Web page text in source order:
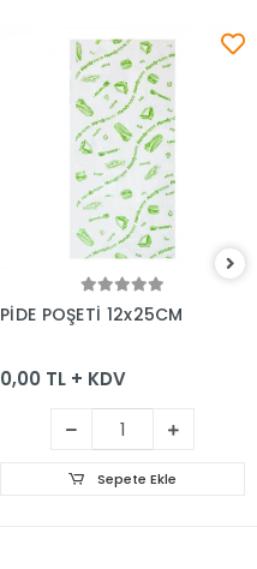
Sepete Ekle
PİDE POŞETİ 12x25CM
0,00 TL + KDV
Sepete Ekle